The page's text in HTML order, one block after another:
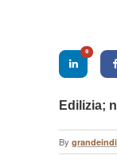
0
Edilizia;
By